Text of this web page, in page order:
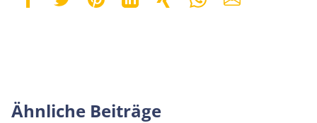
Ähnliche Beiträge